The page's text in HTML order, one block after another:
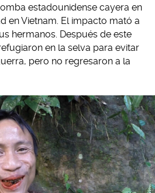
estadounidense cayera en
en Vietnam. El impacto mató a
hermanos. Después de este
en la selva para evitar
pero no regresaron a la